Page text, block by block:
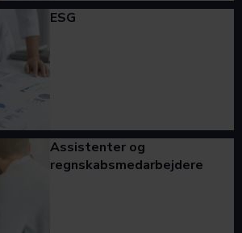
ESG
Assistenter og
regnskabsmedarbejdere